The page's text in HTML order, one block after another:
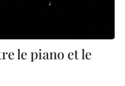
le piano et le